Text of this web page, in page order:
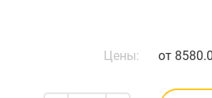
Цены: от